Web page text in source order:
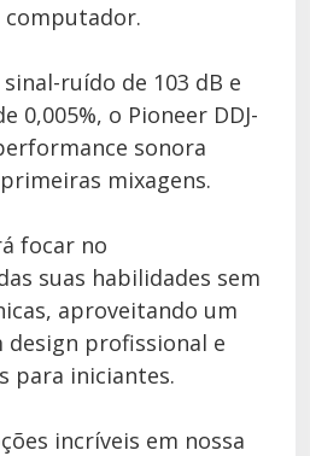
computador.
ruído de 103 dB e
0,005%, o Pioneer DDJ-
sonora
mixagens.
focar no
suas habilidades sem
aproveitando um
profissional e
para iniciantes.
incríveis em nossa